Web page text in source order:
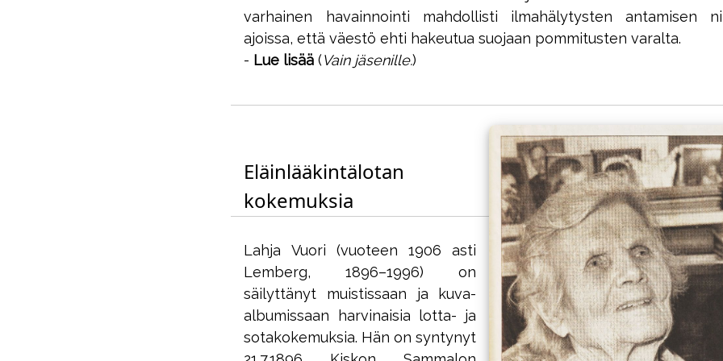
varhainen havainnointi mahdollisti ilmahälytysten antamisen
ajoissa, että väestö ehti hakeutua suojaan pommitusten varalta.
- Lue lisää(Vain jäsenille.)
Eläinlääkintälotan
kokemuksia
Lahja Vuori (vuoteen 1906 asti
Lemberg, 1896–1996) on
säilyttänyt muistissaan ja kuva-
albumissaan harvinaisia lotta- ja
sotakokemuksia. Hän on syntynyt